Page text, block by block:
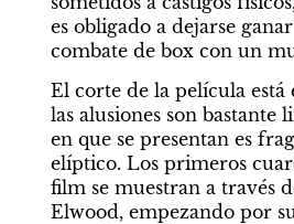
es obligado a dejarse
combate de box con un
El corte de la película está
las alusiones son bastante
en que se presentan es
elíptico. Los primeros
film se muestran a través
Elwood, empezando por